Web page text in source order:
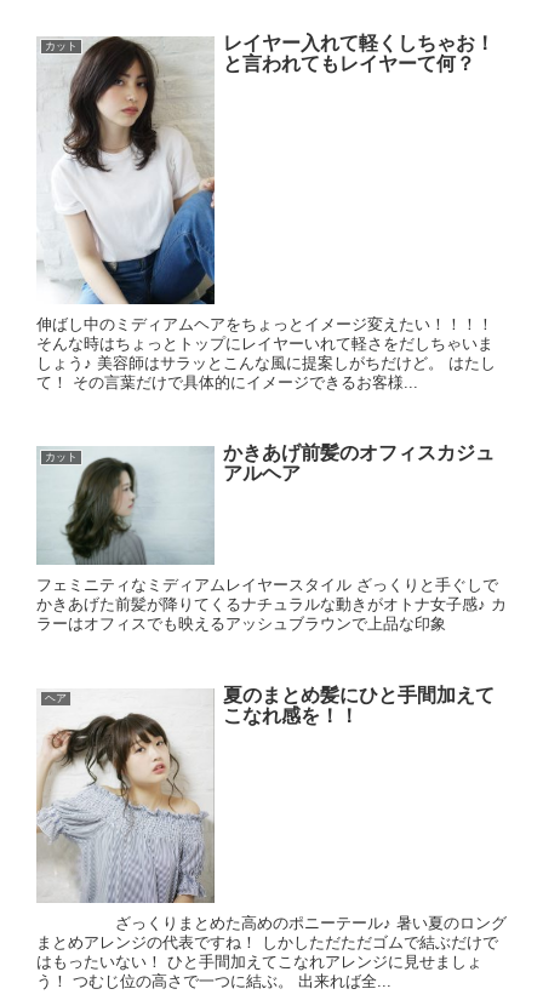
カット
レイヤー入れて軽くしちゃお！
と言われてもレイヤーて何？
伸ばし中のミディアムヘアをちょっとイメージ変えたい！！！！
そんな時はちょっとトップにレイヤーいれて軽さをだしちゃいま
しょう♪ 美容師はサラッとこんな風に提案しがちだけど。 はたし
て！ その言葉だけで具体的にイメージできるお客様...
カット
かきあげ前髪のオフィスカジュ
アルヘア
フェミニティなミディアムレイヤースタイル ざっくりと手ぐしで
かきあげた前髪が降りてくるナチュラルな動きがオトナ女子感♪ カ
ラーはオフィスでも映えるアッシュブラウンで上品な印象
ヘア
夏のまとめ髪にひと手間加えて
こなれ感を！！
ざっくりまとめた高めのポニーテール♪ 暑い夏のロング
まとめアレンジの代表ですね！ しかしただただゴムで結ぶだけで
はもったいない！ ひと手間加えてこなれアレンジに見せましょ
う！ つむじ位の高さで一つに結ぶ。 出来れば全...